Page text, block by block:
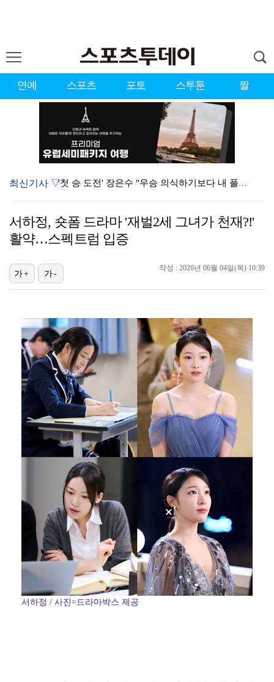
연예 스포츠 포토 스투툰 짤
'첫 승 도전' 장은수 "우승 의식하기보다 내 플레이에…
에스파, '쇠맛'부터 '달콤한 맛'까지…고척돔 가득 채…
에스파 고척돔 공연에 반가운 얼굴…아이들 미연·트와이스…
'리그 2연패 정조준' 아스널, 뉴캐슬서 기마랑이스 영…
맨시티 마레스카 감독 "이강인은 훌륭한 선수…아틀레티코…
[ST포토] 이강인, 환하게 웃으며
박미선, 큐브와 전속계약 종료…6년 동행 마무리
최신기사 ▽
서하정, 숏폼 드라마 '재벌2세 그녀가 천재?!'
활약…스펙트럼 입증
작성 : 2026년 06월 04일(목) 10:39
가+ 가-
서하정 / 사진=드라마박스 제공